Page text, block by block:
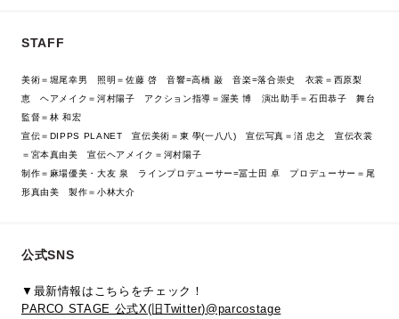
STAFF
美術＝堀尾幸男 照明＝佐藤 啓 音響=高橋 巌 音楽=落合崇史 衣裳＝西原梨
恵 ヘアメイク＝河村陽子 アクション指導＝渥美 博 演出助手＝石田恭子 舞台
監督＝林 和宏
宣伝＝DIPPS PLANET 宣伝美術＝東 學(一八八) 宣伝写真＝渞 忠之 宣伝衣裳
＝宮本真由美 宣伝ヘアメイク＝河村陽子
制作＝麻場優美・大友 泉 ラインプロデューサー=冨士田 卓 プロデューサー＝尾
形真由美 製作＝小林大介
公式SNS
▼最新情報はこちらをチェック！
PARCO STAGE 公式X(旧Twitter)@parcostage